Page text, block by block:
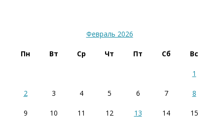
Февраль 2026
Пн Вт Ср Чт Пт Сб Вс
1
2 3 4 5 6 7 8
9 10 11 12 13 14 15